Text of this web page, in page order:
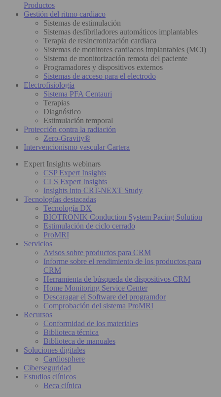
Productos
Gestión del ritmo cardiaco
Sistemas de estimulación
Sistemas desfibriladores automáticos implantables
Terapia de resincronización cardiaca
Sistemas de monitores cardiacos implantables (MCI)
Sistema de monitorización remota del paciente
Programadores y dispositivos externos
Sistemas de acceso para el electrodo
Electrofisiología
Sistema PFA Centauri
Terapias
Diagnóstico
Estimulación temporal
Protección contra la radiación
Zero-Gravity®
Intervencionismo vascular Cartera
Expert Insights webinars
CSP Expert Insights
CLS Expert Insights
Insights into CRT-NEXT Study
Tecnologías destacadas
Tecnología DX
BIOTRONIK Conduction System Pacing Solution
Estimulación de ciclo cerrado
ProMRI
Servicios
Avisos sobre productos para CRM
Informe sobre el rendimiento de los productos para
CRM
Herramienta de búsqueda de dispositivos CRM
Home Monitoring Service Center
Descaragar el Software del programdor
Comprobación del sistema ProMRI
Recursos
Conformidad de los materiales
Biblioteca técnica
Biblioteca de manuales
Soluciones digitales
Cardiosphere
Ciberseguridad
Estudios clínicos
Beca clínica